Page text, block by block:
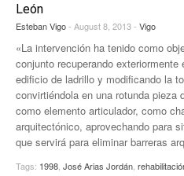
León
Esteban Vigo- August 8, 2013 - Vigo
«La intervención ha tenido como
conjunto recuperando
edificio de ladrillo y modificando la
convirtiéndola en una rotunda pieza
como elemento articulador, como
arquitectónico, aprovechando para
que servirá para eliminar barreras
Tags: 1998 José Arias Jordán